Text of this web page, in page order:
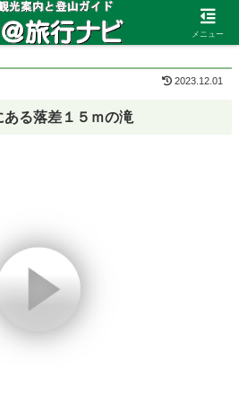
慈
2023.12.01
ある落差１５ｍの滝
メニュー